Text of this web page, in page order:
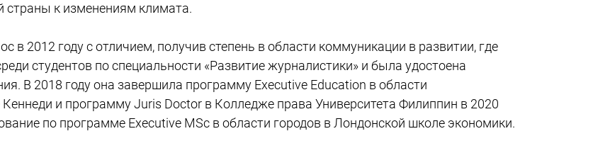
страны к изменениям климата.
в 2012 году с отличием, получив степень в области коммуникации в развитии, где
студентов по специальности «Развитие журналистики» и была удостоена
В 2018 году она завершила программу Executive Education в области
и программу Juris Doctor в Колледже права Университета Филиппин в 2020
по программе Executive MSc в области городов в Лондонской школе экономики.